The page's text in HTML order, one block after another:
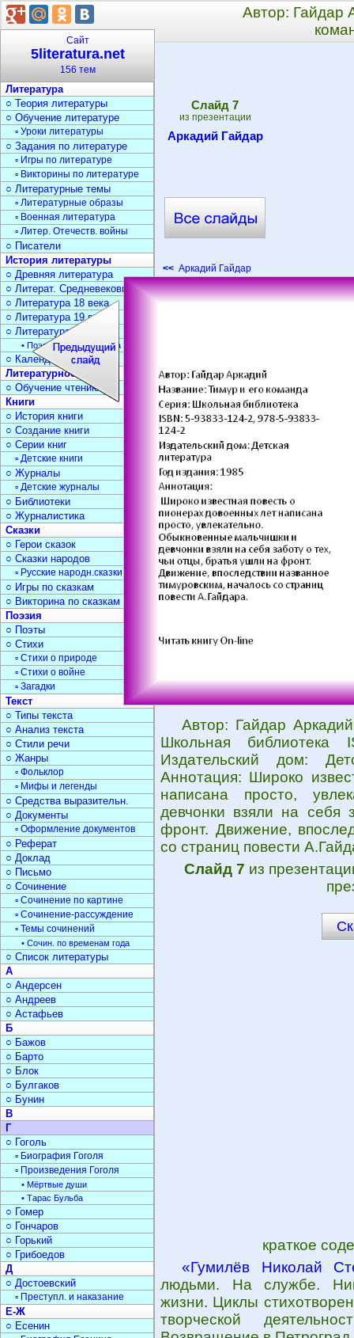
Автор: Гайдар
Cлайд 7
из презентации
Аркадий Гайдар
<< Аркадий Гайдар
Автор: Гайдар
Школьная библиотека
Издательский дом:
Аннотация: Широко
написана просто,
девчонки взяли на
фронт. Движение,
со страниц повести
Слайд 7 из
краткое
«Гумилёв Николай
людьми. На службе.
жизни. Циклы
творческой
Сайт
5literatura.net
156 тем
Литература
○ Теория литературы
○ Обучение литературе
▫ Уроки литературы
○ Задания по литературе
▫ Игры по литературе
▫ Викторины по литературе
○ Литературные темы
▫ Литературные образы
▫ Военная литература
▫ Литер. Отечеств. войны
○ Писатели
История литературы
○ Древняя литература
○ Литерат. Средневековья
○ Литература 18 века
○ Литература 19 века
○ Литература 20 века
• Поэзия Серебрян. века
○ Календарь дат
Литературное чтение
○ Обучение чтению
Книги
○ История книги
○ Создание книги
○ Серии книг
▫ Детские книги
○ Журналы
▫ Детские журналы
○ Библиотеки
○ Журналистика
Сказки
○ Герои сказок
○ Сказки народов
▫ Русские народн.сказки
○ Игры по сказкам
○ Викторина по сказкам
Поэзия
○ Поэты
○ Стихи
▫ Стихи о природе
▫ Стихи о войне
▫ Загадки
Текст
○ Типы текста
○ Анализ текста
○ Стили речи
○ Жанры
▫ Фольклор
▫ Мифы и легенды
○ Средства выразительн.
○ Документы
▫ Оформление документов
○ Реферат
○ Доклад
○ Письмо
○ Сочинение
▫ Сочинение по картине
▫ Сочинение-рассуждение
▫ Темы сочинений
• Сочин. по временам года
○ Список литературы
А
○ Андерсен
○ Андреев
○ Астафьев
Б
○ Бажов
○ Барто
○ Блок
○ Булгаков
○ Бунин
В
Г
○ Гоголь
▫ Биография Гоголя
▫ Произведения Гоголя
• Мёртвые души
• Тарас Бульба
○ Гомер
○ Гончаров
○ Горький
○ Грибоедов
Д
○ Достоевский
▫ Преступл. и наказание
Е-Ж
○ Есенин